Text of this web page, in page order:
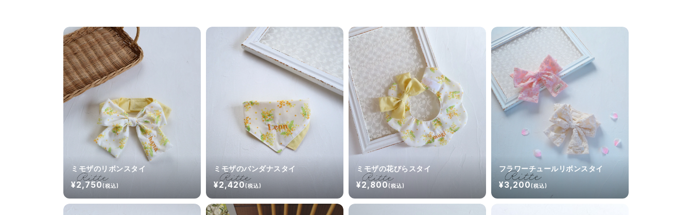
ミモザのリボンスタイ
¥2,750(税込)
ミモザのバンダナスタイ
¥2,420(税込)
ミモザの花びらスタイ
¥2,800(税込)
フラワーチュールリボンスタイ
¥3,200(税込)